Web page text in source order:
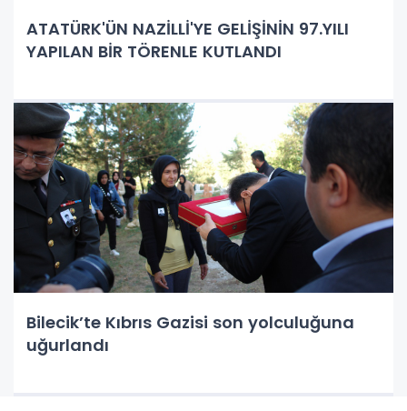
ATATÜRK'ÜN NAZİLLİ'YE GELİŞİNİN 97.YILI
YAPILAN BİR TÖRENLE KUTLANDI
Bilecik’te Kıbrıs Gazisi son yolculuğuna
uğurlandı